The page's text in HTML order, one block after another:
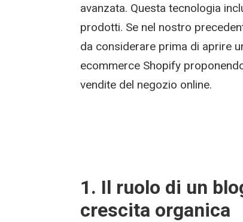
avanzata. Questa tecnologia
prodotti. Se nel nostro
da considerare prima di aprire
ecommerce Shopify
vendite del negozio online.
1. Il ruolo di un
crescita organica